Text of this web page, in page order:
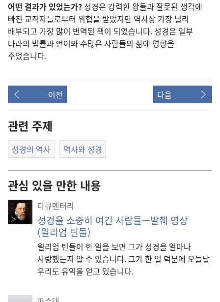
어떤 결과가 있었는가? 성경은 강력한 왕들과 잘못된 생각에
빠진 교직자들로부터 위협을 받았지만 역사상 가장 널리
배부되고 가장 많이 번역된 책이 되었습니다. 성경은 일부
나라의 법률과 언어와 수많은 사람들의 삶에 영향을
주었습니다.
이전 다음
관련 주제
성경의 역사 역사와 성경
관심 있을 만한 내용
다큐멘터리
성경을 소중히 여긴 사람들—발췌 영상
(윌리엄 틴들)
윌리엄 틴들이 한 일을 보면 그가 성경을 얼마나
사랑했는지 알 수 있습니다. 그가 한 일 덕분에 오늘날
우리도 유익을 얻고 있습니다.